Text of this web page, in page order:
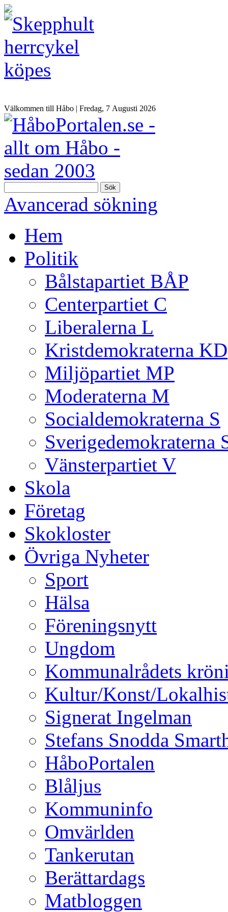
Välkommen till Håbo | Fredag, 7 Αugusti 2026
Sök
Avancerad sökning
Hem
Politik
Bålstapartiet BÅP
Centerpartiet C
Liberalerna L
Kristdemokraterna KD
Miljöpartiet MP
Moderaterna M
Socialdemokraterna S
Sverigedemokraterna
Vänsterpartiet V
Skola
Företag
Skokloster
Övriga Nyheter
Sport
Hälsa
Föreningsnytt
Ungdom
Kommunalrådets
Kultur/Konst/
Signerat Ingelman
Stefans Snodda
HåboPortalen
Blåljus
Kommuninfo
Omvärlden
Tankerutan
Berättardags
Matbloggen